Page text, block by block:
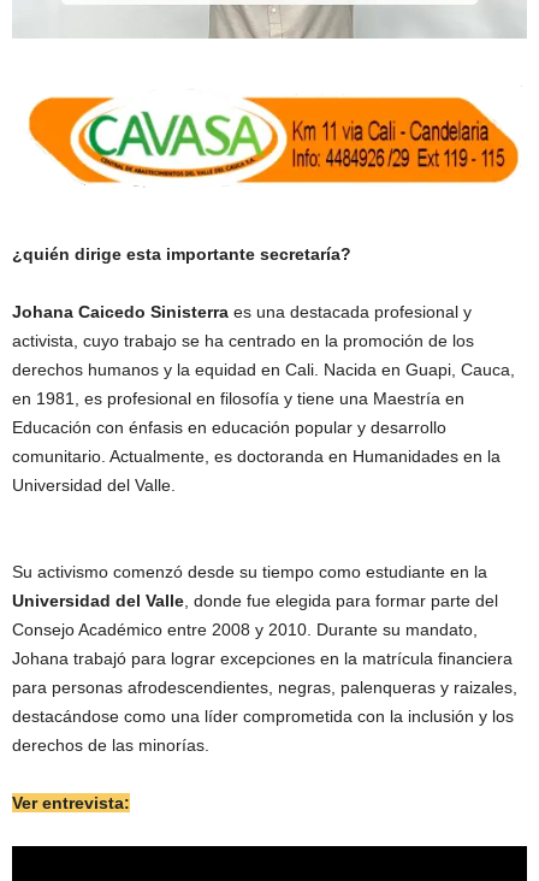
¿quién dirige esta importante secretaría?
Johana Caicedo Sinisterra es una destacada profesional y
activista, cuyo trabajo se ha centrado en la promoción de los
derechos humanos y la equidad en Cali. Nacida en Guapi, Cauca,
en 1981, es profesional en filosofía y tiene una Maestría en
Educación con énfasis en educación popular y desarrollo
comunitario. Actualmente, es doctoranda en Humanidades en la
Universidad del Valle.
Su activismo comenzó desde su tiempo como estudiante en la
Universidad del Valle, donde fue elegida para formar parte del
Consejo Académico entre 2008 y 2010. Durante su mandato,
Johana trabajó para lograr excepciones en la matrícula financiera
para personas afrodescendientes, negras, palenqueras y raizales,
destacándose como una líder comprometida con la inclusión y los
derechos de las minorías.
Ver entrevista: